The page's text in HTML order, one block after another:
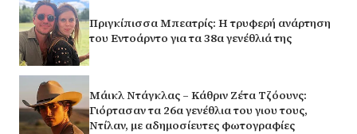
Πριγκίπισσα Μπεατρίς: Η τρυφερή ανάρτηση
του Εντοάρντο για τα 38α γενέθλιά της
Μάικλ Ντάγκλας – Κάθριν Ζέτα Τζόουνς:
Γιόρτασαν τα 26α γενέθλια του γιου τους,
Ντίλαν, με αδημοσίευτες φωτογραφίες